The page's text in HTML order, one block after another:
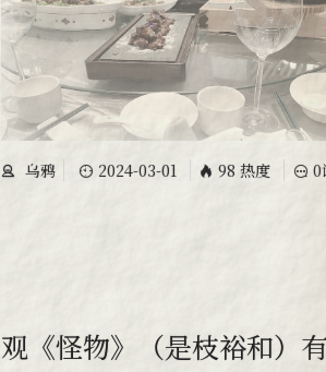
我更愿意和自己部门的人坐一块，但为了本次事
理发展，显然要顺着老师的意思坐下来。 人来
了就开始上热菜
乌鸦 2024-03-01 98 热度 0
观《怪物》（是枝裕和）